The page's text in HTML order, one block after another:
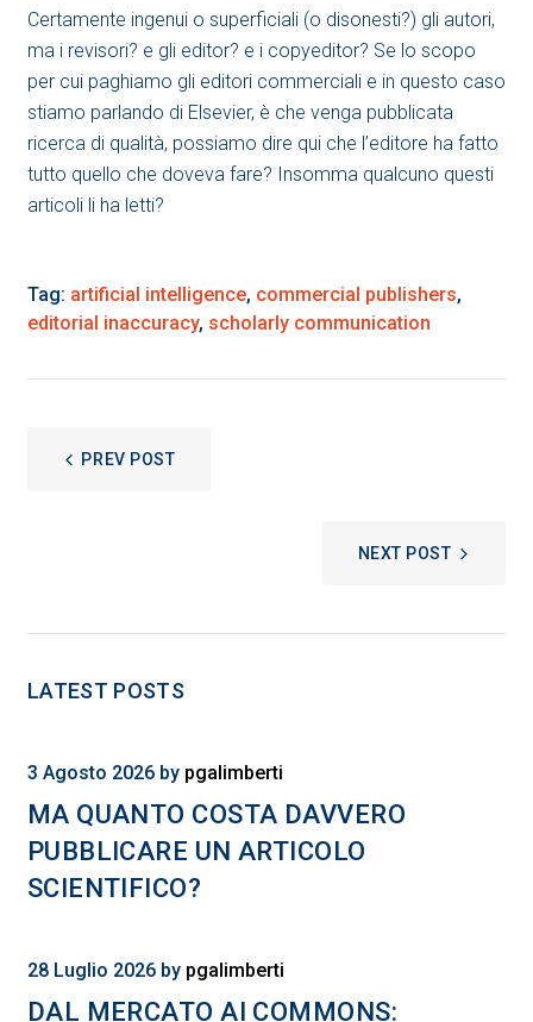
Certamente ingenui o superficiali (o disonesti?) gli autori,
ma i revisori? e gli editor? e i copyeditor? Se lo scopo
per cui paghiamo gli editori commerciali e in questo caso
stiamo parlando di Elsevier, è che venga pubblicata
ricerca di qualità, possiamo dire qui che l’editore ha fatto
tutto quello che doveva fare? Insomma qualcuno questi
articoli li ha letti?
Tag: artificial intelligence, commercial publishers,
editorial inaccuracy, scholarly communication
ARTICOLI
PREV POST
NEXT POST
LATEST POSTS
3 Agosto 2026 by pgalimberti
MA QUANTO COSTA DAVVERO
PUBBLICARE UN ARTICOLO
SCIENTIFICO?
28 Luglio 2026 by pgalimberti
DAL MERCATO AI COMMONS: